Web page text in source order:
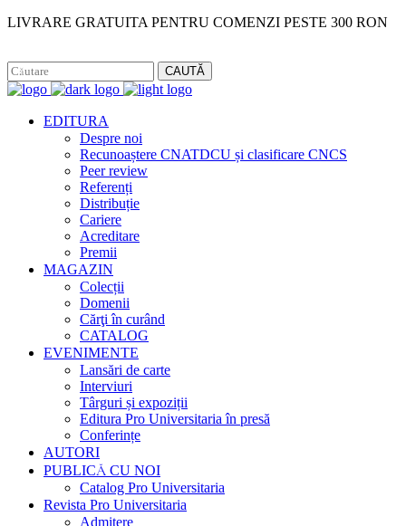
LIVRARE GRATUITA PENTRU COMENZI PESTE 300 RON
CAUTĂ
EDITURA
Despre noi
Recunoaștere CNATDCU și clasificare CNCS
Peer review
Referenți
Distribuție
Cariere
Acreditare
Premii
MAGAZIN
Colecții
Domenii
Cărţi în curând
CATALOG
EVENIMENTE
Lansări de carte
Interviuri
Târguri și expoziții
Editura Pro Universitaria în presă
Conferințe
AUTORI
PUBLICĂ CU NOI
Catalog Pro Universitaria
Revista Pro Universitaria
Admitere